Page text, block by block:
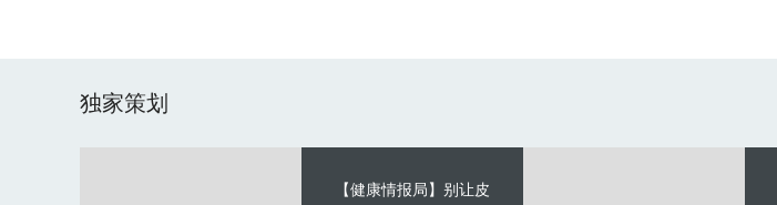
独家策划
【健康情报局】别让皮